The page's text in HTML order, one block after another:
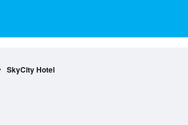
SkyCity Hotel